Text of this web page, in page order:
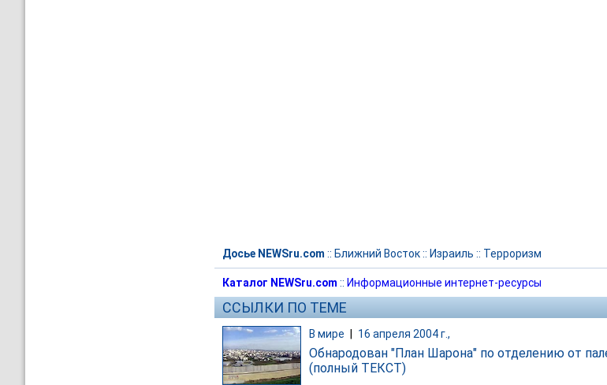
Досье NEWSru.com :: Ближний Восток:: Израиль :: Терроризм
Каталог NEWSru.com :: Информационные интернет-ресурсы
ССЫЛКИ ПО ТЕМЕ
В мире 16 апреля 2004 г.,
Обнародован "План Шарона" по отделению от
(полный ТЕКСТ)